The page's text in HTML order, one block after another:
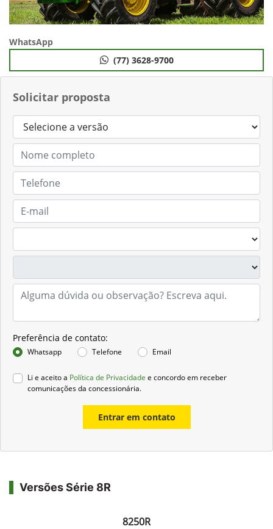
Solicitar proposta
Preferência de contato:
Whatsapp Telefone Email
Li e aceito a Política de Privacidade e concordo em receber
comunicações da concessionária.
Entrar em contato
WhatsApp
(77) 3628-9700
Versões Série 8R
8250R